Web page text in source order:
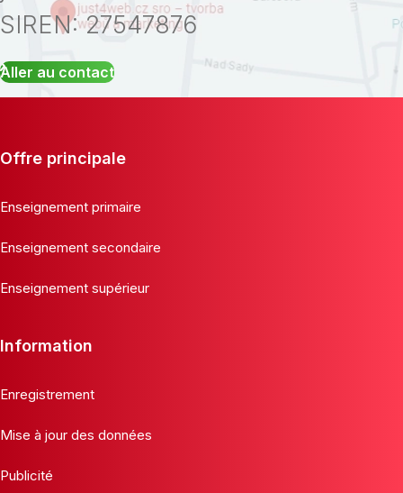
SIREN: 27547876
Aller au contact
Offre principale
Enseignement primaire
Enseignement secondaire
Enseignement supérieur
Information
Enregistrement
Mise à jour des données
Publicité